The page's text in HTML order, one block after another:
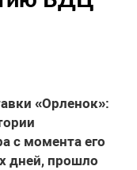
«Орленок»:
с момента его
дней, прошло